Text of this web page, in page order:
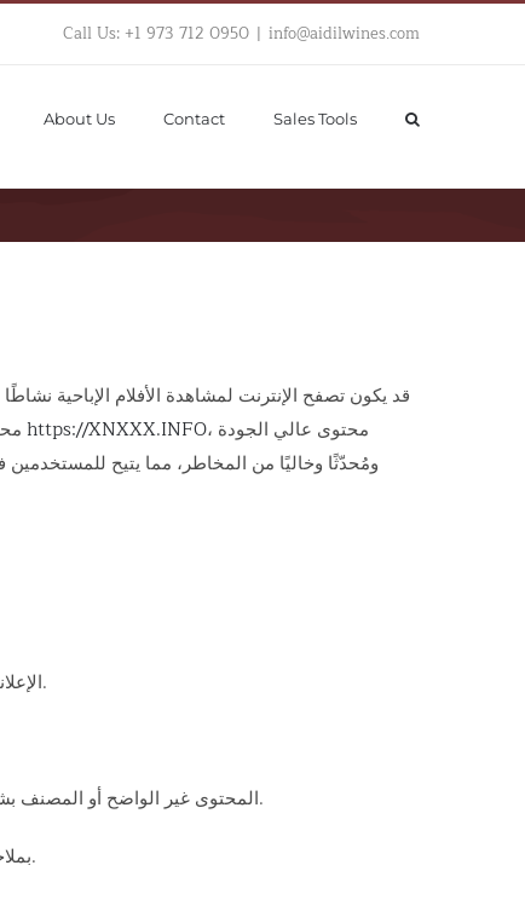
Call Us: +1 973 712 0950 | info@aidilwines.com
About Us Contact Sales Tools
قد يكون تصفح الإنترنت لمشاهدة الأفلام الإباحية
https://XNXXX.INFO، محتوى عالي الجودة
ومُحدّثًا وخاليًا من المخاطر، مما يتيح
الإعلانات المُفرطة أو النوافذ المنبثقة العدوانية: يُمكن أن تكون المواقع التي تكثر فيها الإعلانات أو النوافذ المنبثقة المُزعجة مصدرًا للفيروسات.
المحتوى غير الواضح أو المصنف بشكل غير صحيح: قد تُشكل مقاطع الفيديو ذات العناوين المزيفة، أو المحتوى رديء الجودة، أو المحتوى الذي لا يتطابق مع الوصف خطورة.
بملاحظة هذه العلامات، يمكنك تجنب تنزيل البرامج الضارة عن طريق الخطأ والوصول إلى محتوى غير آمن، وحماية جهازك وبياناتك الشخصية.